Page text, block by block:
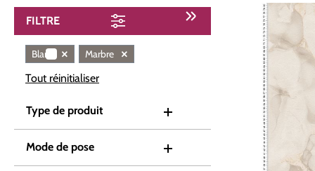
FILTRE
Blanc × Marbre ×
Tout réinitialiser
Type de produit
Mode de pose